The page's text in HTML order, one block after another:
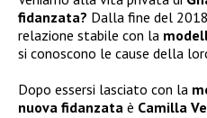
fidanzata? Dalla fine del
relazione stabile con la
si conoscono le cause della
Dopo essersi lasciato con la
nuova fidanzata è Camilla